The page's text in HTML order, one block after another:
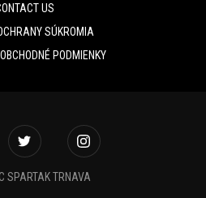
US
SÚKROMIA
PODMIENKY
SPARTAK TRNAVA